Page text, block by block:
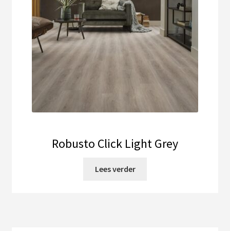
Robusto Click Light Grey
Lees verder